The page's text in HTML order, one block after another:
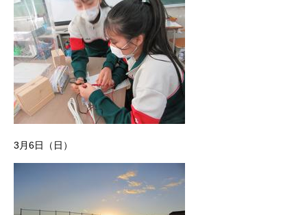
3月6日（日）